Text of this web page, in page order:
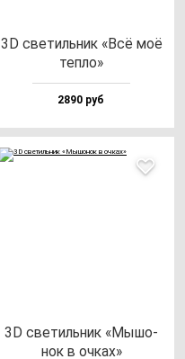
3D све­тиль­ник «Всё моё
теп­ло»
2890 руб
3D све­тиль­ник «Мышо­
нок в оч­ках»